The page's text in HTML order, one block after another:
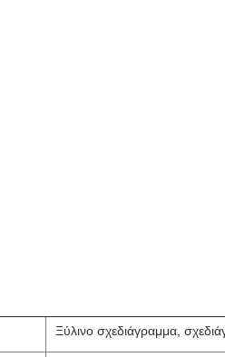
Ξύλινο σχεδιάγραμμα,